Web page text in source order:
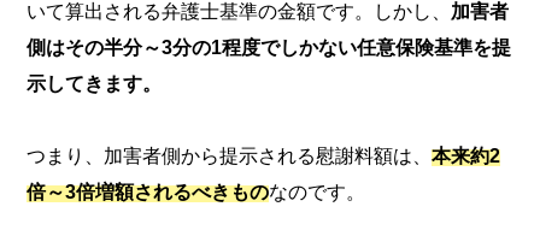
いて算出される弁護士基準の金額です。しかし、 加害者
側はその半分～3分の1程度でしかない任意保険基準を提
示してきます。
つまり、加害者側から提示される慰謝料額は、本来約2
倍～3倍増額されるべきものなのです。